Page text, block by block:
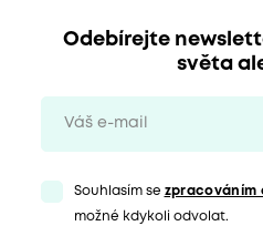
Odebírejte
světa
Souhlasím se zpracováním
možné kdykoli odvolat.